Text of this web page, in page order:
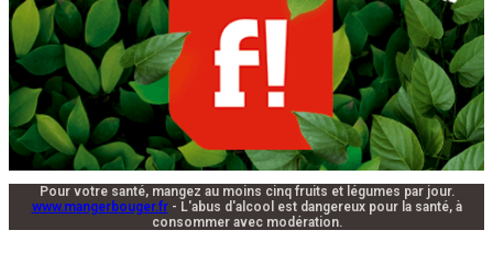
Pour votre santé, mangez au moins cinq fruits et légumes par jour.
www.mangerbouger.fr- L'abus d'alcool est dangereux pour la santé, à
consommer avec modération.